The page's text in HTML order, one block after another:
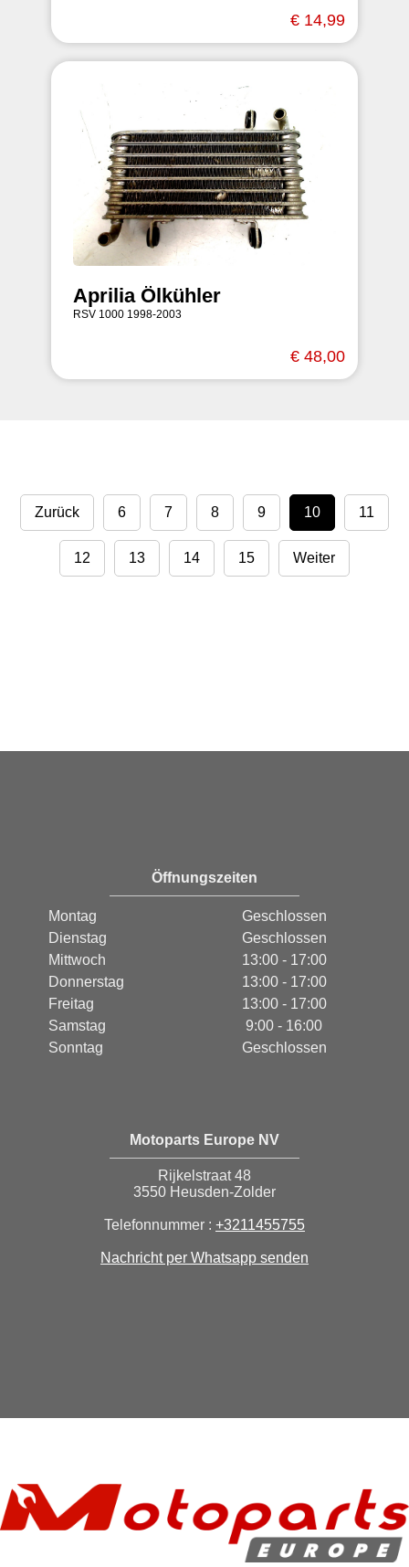
€ 14,99
Aprilia Ölkühler
RSV 1000 1998-2003
€ 48,00
Zurück 6 7 8 9 10 11
12 13 14 15 Weiter
Öffnungszeiten
Montag
Geschlossen
Dienstag
Geschlossen
Mittwoch
13:00 - 17:00
Donnerstag
13:00 - 17:00
Freitag
13:00 - 17:00
Samstag
9:00 - 16:00
Sonntag
Geschlossen
Motoparts Europe NV
Rijkelstraat 48
3550 Heusden-Zolder
Telefonnummer : +3211455755
Nachricht per Whatsapp senden